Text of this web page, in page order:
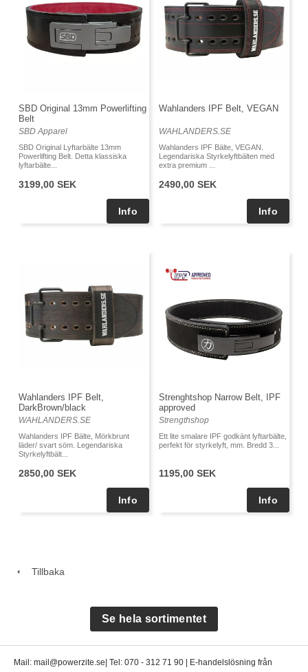
SBD Original 13mm Powerlifting
Belt
SBD Apparel
SBD Original Lyftarbälte 13mm
Powerlifting Belt. Detta klassiska
lyftarbälte...
3199,00 SEK
Wahlanders IPF Belt, VEGAN
WAHLANDERS.SE
Wahlanders IPF Bälte, VEGAN.
Legendariska Styrkelyftbälten med
extra premium ...
2490,00 SEK
Wahlanders IPF Belt,
DarkBrown/black
WAHLANDERS.SE
Wahlanders IPF Bälte, Mörkbrunt
läder/ svart söm. Legendariska
Styrkelyftbält...
2850,00 SEK
Strenghtshop Narrow Belt, IPF
approved
Strengthshop
Ett lite smalare IPF godkänt lyftarbälte,
perfekt för styrkelyft, mm. Bredd 3...
1195,00 SEK
Tillbaka
Se hela sortimentet
Mail: mail@powerzite.se| Tel: 070 - 312 71 90 | E-handelslösning från